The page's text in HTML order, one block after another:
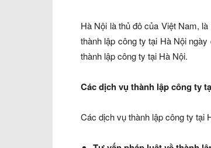
Hà Nội là thủ đô của Việt Nam,
thành lập công ty tại Hà Nội
thành lập công ty tại Hà Nội.
Các dịch vụ thành lập công ty
Các dịch vụ thành lập công ty tại